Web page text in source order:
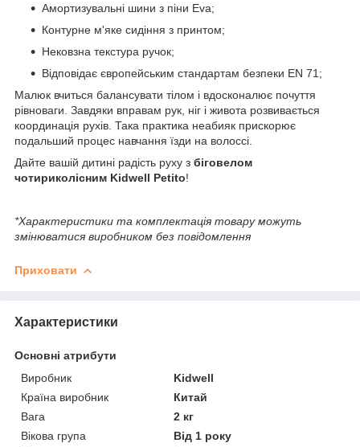
Амортизувальні шини з піни Eva;
Контурне м'яке сидіння з принтом;
Нековзна текстура ручок;
Відповідає європейським стандартам безпеки EN 71;
Малюк вчиться балансувати тілом і вдосконалює почуття
рівноваги. Завдяки вправам рук, ніг і живота розвивається
координація рухів. Така практика неабияк прискорює
подальший процес навчання їзди на волоссі.
Дайте вашій дитині радість руху з біговелом
чотириколісним Kidwell Petito!
*Характеристики та комплектація товару можуть
змінюватися виробником без повідомлення
Приховати
Характеристики
Основні атрибути
Виробник
Kidwell
Країна виробник
Китай
Вага
2 кг
Вікова група
Від 1 року